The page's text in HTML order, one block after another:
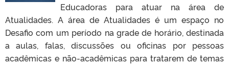
Educadoras para atuar na área de
Atualidades. A área de Atualidades é um espaço no
Desafio com um período na grade de horário, destinada
a aulas, falas, discussões ou oficinas por pessoas
acadêmicas e não-acadêmicas para tratarem de temas